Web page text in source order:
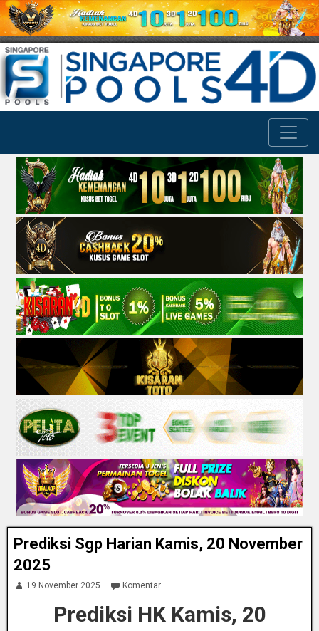
Prediksi Sgp Harian Kamis, 20 November
2025
19 November 2025 Komentar
Prediksi HK Kamis, 20